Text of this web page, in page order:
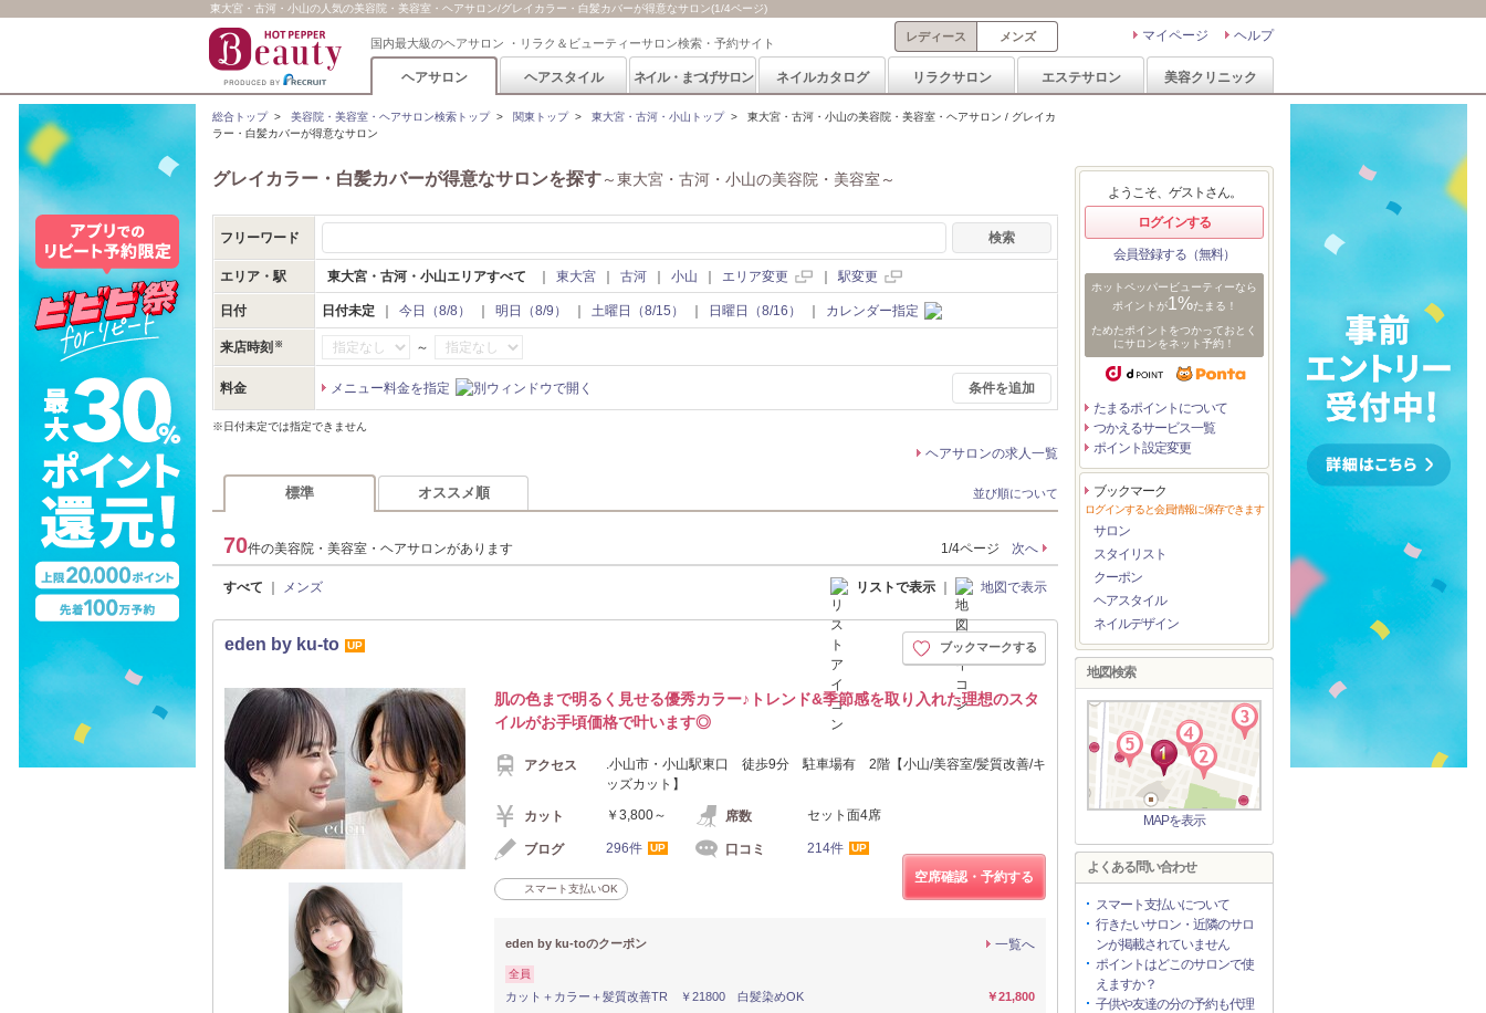
東大宮・古河・小山の人気の美容院・美容室・ヘアサロン/グレイカラー・白髪カバーが得意なサロン(1/4ページ)
国内最大級のヘアサロン ・リラク＆ビューティーサロン検索・予約サイト ヘルプ
マイページ
レディース メンズ
ヘアサロン ヘアスタイル ネイル・まつげサロン ネイルカタログ リラクサロン エステサロン 美容クリニック
総合トップ> 美容院・美容室・ヘアサロン検索トップ> 関東トップ> 東大宮・古河・小山トップ> 東大宮・古河・小山の美容院・美容室・ヘアサロン / グレイカ
ラー・白髪カバーが得意なサロン
グレイカラー・白髪カバーが得意なサロンを探す～東大宮・古河・小山の美容院・美容室～
フリーワード
エリア・駅 東大宮・古河・小山エリアすべて 東大宮 古河 小山 エリア変更 駅変更
日付 日付未定 今日（8/8） 明日（8/9） 土曜日（8/15） 日曜日（8/16） カレンダー指定
来店時刻 ～
料金 メニュー料金を指定 条件を追加
※日付未定では指定できません
ヘアサロンの求人一覧
標準 オススメ順 並び順について
70件の美容院・美容室・ヘアサロンがあります 1/4ページ 次へ
すべて メンズ リストで表示 地図で表示
eden by ku-to UP ブックマークする
肌の色まで明るく見せる優秀カラー♪トレンド&季節感を取り入れた理想のスタ
イルがお手頃価格で叶います◎
アクセス
.小山市・小山駅東口 徒歩9分 駐車場有 2階【小山/美容室/髪質改善/キ
ッズカット】
カット ￥3,800～ 席数 セット面4席
ブログ 296件 UP 口コミ 214件 UP
スマート支払いOK
空席確認・予約する
eden by ku-toのクーポン 一覧へ
全員
カット＋カラー＋髪質改善TR ￥21800 白髪染めOK ￥21,800
ようこそ、ゲストさん。
ログインする
会員登録する（無料）
ホットペッパービューティーなら
ポイントが1%たまる！
ためたポイントをつかっておとく
にサロンをネット予約！
たまるポイントについて
つかえるサービス一覧
ポイント設定変更
ブックマーク
ログインすると会員情報に保存できます
サロン
スタイリスト
クーポン
ヘアスタイル
ネイルデザイン
地図検索
MAPを表示
よくある問い合わせ
スマート支払いについて
行きたいサロン・近隣のサロ
ンが掲載されていません
ポイントはどこのサロンで使
えますか？
子供や友達の分の予約も代理